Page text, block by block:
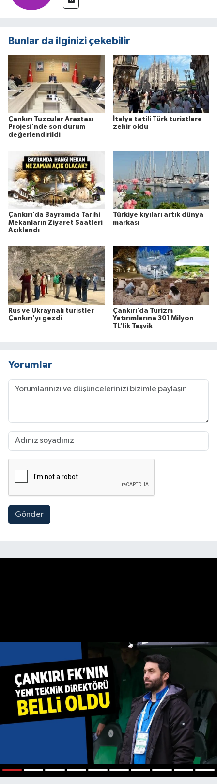
Bunlar da ilginizi çekebilir
Çankırı Tuzcular Arastası
Projesi'nde son durum
değerlendirildi
İtalya tatili Türk turistlere
zehir oldu
Çankırı’da Bayramda Tarihi
Mekanların Ziyaret Saatleri
Açıklandı
Türkiye kıyıları artık dünya
markası
Rus ve Ukraynalı turistler
Çankırı'yı gezdi
Çankırı’da Turizm
Yatırımlarına 301 Milyon
TL’lik Teşvik
Yorumlar
Gönder